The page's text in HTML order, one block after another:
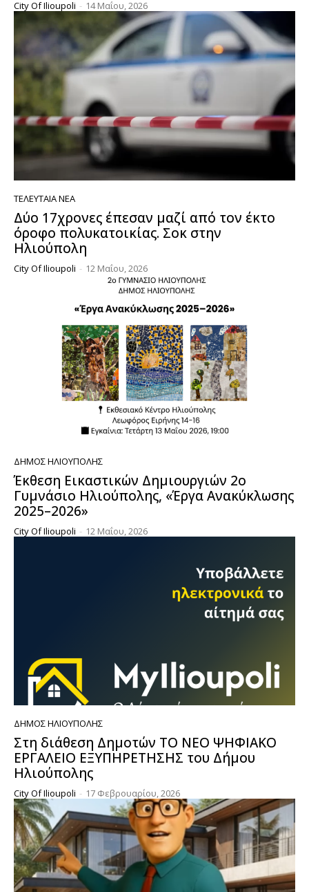
City Of Ilioupoli - 14 Μαΐου, 2026
ΤΕΛΕΥΤΑΊΑ ΝΈΑ
Δύο 17χρονες έπεσαν μαζί από τον έκτο
όροφο πολυκατοικίας. Σοκ στην
Ηλιούπολη
City Of Ilioupoli - 12 Μαΐου, 2026
ΔΉΜΟΣ ΗΛΙΟΎΠΟΛΗΣ
Έκθεση Εικαστικών Δημιουργιών 2ο
Γυμνάσιο Ηλιούπολης, «Έργα Ανακύκλωσης
2025–2026»
City Of Ilioupoli - 12 Μαΐου, 2026
ΔΉΜΟΣ ΗΛΙΟΎΠΟΛΗΣ
Στη διάθεση Δημοτών ΤΟ ΝΕΟ ΨΗΦΙΑΚΟ
ΕΡΓΑΛΕΙΟ ΕΞΥΠΗΡΕΤΗΣΗΣ του Δήμου
Ηλιούπολης
City Of Ilioupoli - 17 Φεβρουαρίου, 2026